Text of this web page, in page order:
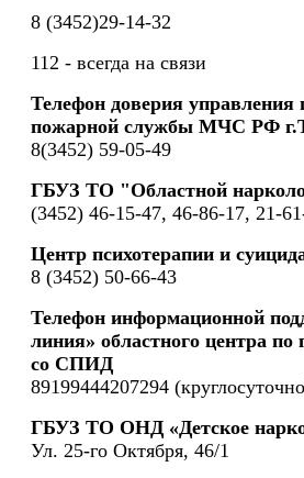
8 (3452)29-14-32
112 - всегда на связи
Телефон доверия управления
пожарной службы МЧС РФ
8(3452) 59-05-49
ГБУЗ ТО "Областной
(3452) 46-15-47, 46-86-17, 21-
Центр психотерапии и
8 (3452) 50-66-43
Телефон информационной
линия» областного центра
со СПИД
89199444207294
ГБУЗ ТО ОНД «Детское
Ул. 25-го Октября, 46/1